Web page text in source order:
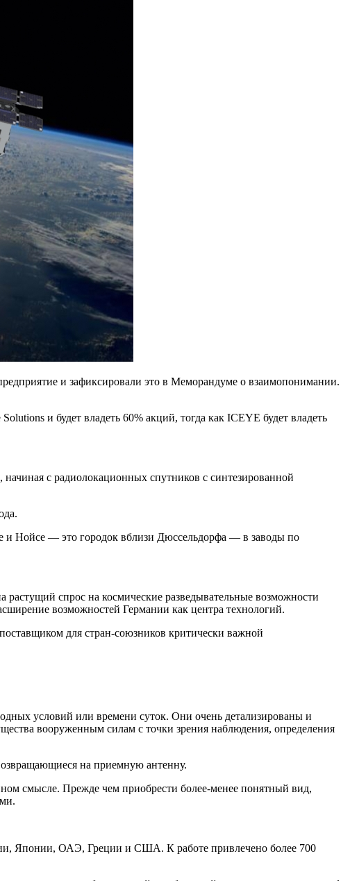
и зафиксировали это в Меморандуме о взаимопонимании.
и будет владеть 60% акций, тогда как ICEYE будет владеть
начиная с радиолокационных спутников с синтезированной
и Нойсе — это городок вблизи Дюссельдорфа — в заводы по
спрос на космические разведывательные возможности
возможностей Германии как центра технологий.
для стран-союзников критически важной
условий или времени суток. Они очень детализированы и
вооруженным силам с точки зрения наблюдения, определения
на приемную антенну.
смысле. Прежде чем приобрести более-менее понятный вид,
Японии, ОАЭ, Греции и США. К работе привлечено более 700